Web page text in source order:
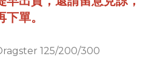
單。
125/200/300